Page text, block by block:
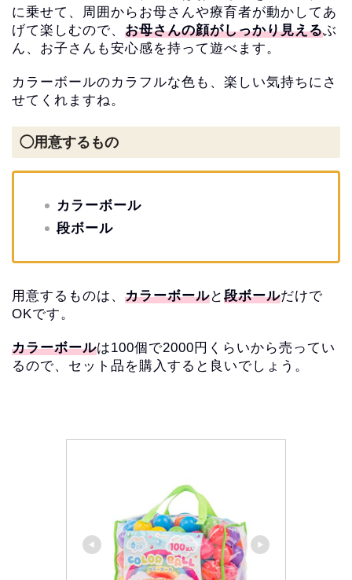
に乗せて、
周囲からお母さんや療育者が動かしてあ
げて楽しむので、 お母さんの顔がしっかり見えるぶ
ん、 お子さんも安心感を持って遊べます。
カラーボールのカラフルな色も、 楽しい気持ちにさ
せてくれますね。
◯用意するもの
カラーボール
段ボール
用意するものは、 カラーボールと 段ボールだけで
OKです。
カラーボールは100個で2000円くらいから売ってい
るので、 セット品を購入すると良いでしょう。